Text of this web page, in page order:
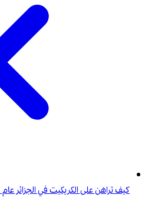
كيف تراهن على الكريكيت في الجزائر عام 2025؟